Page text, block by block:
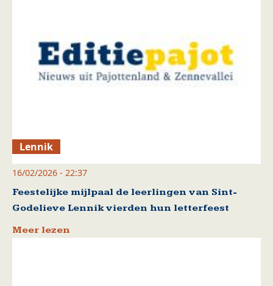
Lennik
16/02/2026 - 22:37
Feestelijke mijlpaal de leerlingen van Sint-
Godelieve Lennik vierden hun letterfeest
Meer lezen